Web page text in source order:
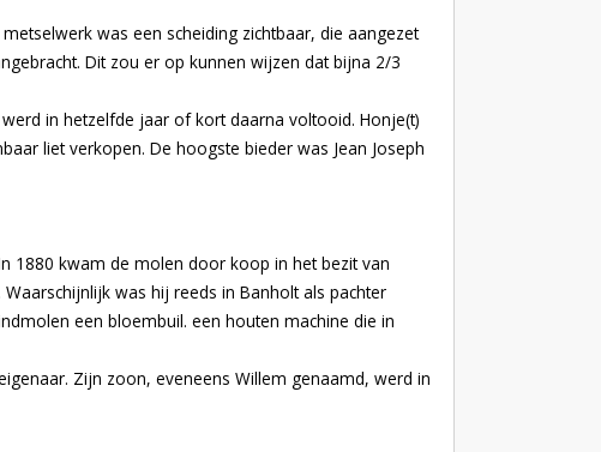
was een scheiding zichtbaar, die aangezet
Dit zou er op kunnen wijzen dat bijna 2/3
in hetzelfde jaar of kort daarna voltooid. Honje(t)
liet verkopen. De hoogste bieder was Jean Joseph
1880 kwam de molen door koop in het bezit van
was hij reeds in Banholt als pachter
een bloembuil. een houten machine die in
Zijn zoon, eveneens Willem genaamd, werd in